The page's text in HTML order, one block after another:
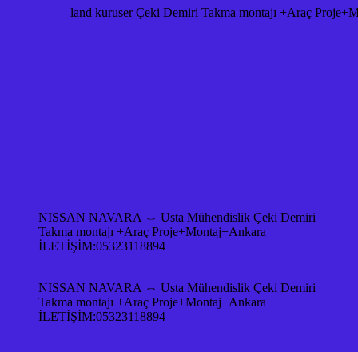
land kuruser Çeki Demiri Takma montajı +Araç
NISSAN NAVARA ⇔ Usta Mühendislik Çeki Demiri
Takma montajı +Araç Proje+Montaj+Ankara
İLETİŞİM:05323118894
NISSAN NAVARA ⇔ Usta Mühendislik Çeki Demiri
Takma montajı +Araç Proje+Montaj+Ankara
İLETİŞİM:05323118894